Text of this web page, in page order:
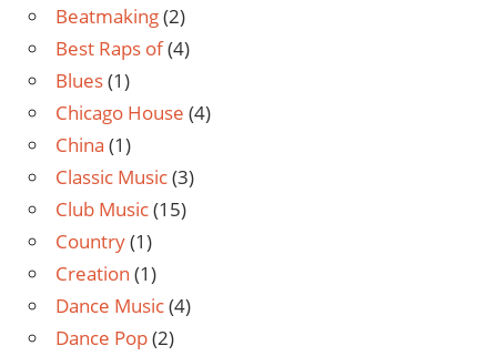
Beatmaking(2)
Best Raps of(4)
Blues(1)
Chicago House (4)
China (1)
Classic Music(3)
Club Music(15)
Country(1)
Creation (1)
Dance Music(4)
Dance Pop(2)